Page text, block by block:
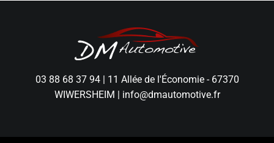
03 88 68 37 94| 11 Allée de l'Économie - 67370
WIWERSHEIM | info@dmautomotive.fr